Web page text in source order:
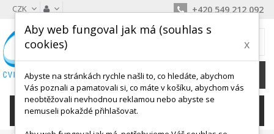
CZK +420 549 212 092
0 Kč
KATEGORIE
Aby web fungoval jak má (souhlas s
cookies)
x
Abyste na stránkách rychle našli to, co hledáte, abychom
Vás poznali a pamatovali si, co máte v košíku, abychom vás
neobtěžovali nevhodnou reklamou nebo abyste se
nemuseli pokaždé přihlašovat.